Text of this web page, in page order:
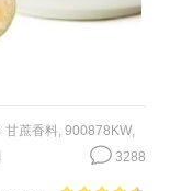
甘蔗香料, 900878KW,
3288